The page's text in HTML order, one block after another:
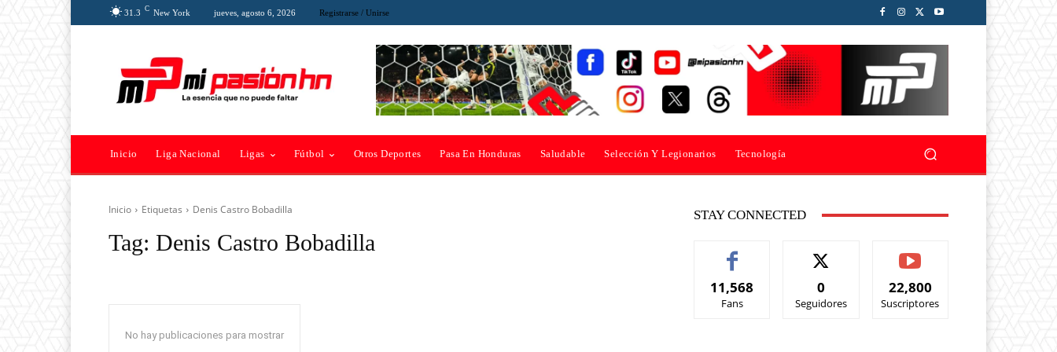
31.3 C New York jueves, agosto 6, 2026 Registrarse / Unirse
Inicio Liga Nacional Ligas Fútbol Otros Deportes Pasa En Honduras Saludable Selección Y Legionarios Tecnología
Inicio Etiquetas Denis Castro Bobadilla
Tag: Denis Castro Bobadilla
No hay publicaciones para mostrar
STAY CONNECTED
11,568
Fans
0
Seguidores
22,800
Suscriptores